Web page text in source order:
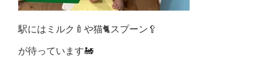
駅にはミルク🍼や猫🐈スプーン🥄
が待っています🚂